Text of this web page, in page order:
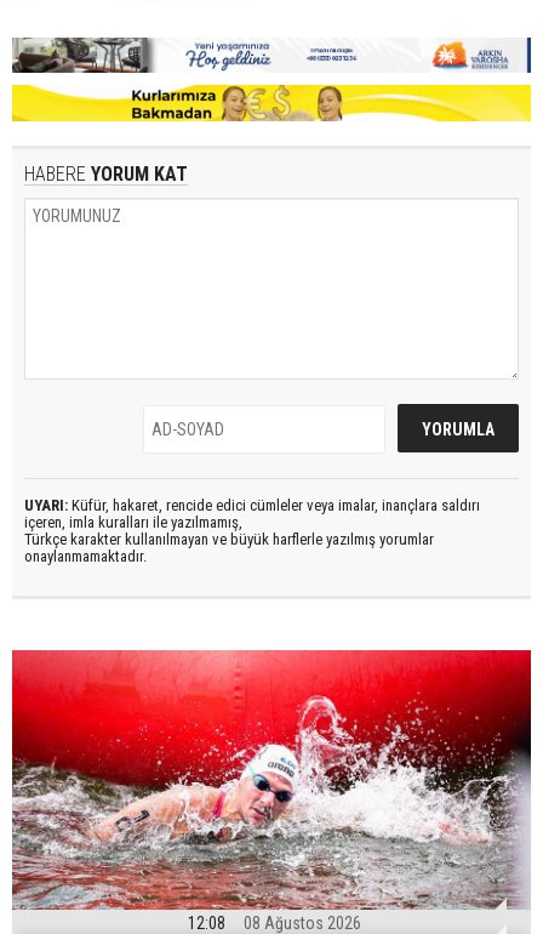
HABERE YORUM KAT
UYARI: Küfür, hakaret, rencide edici cümleler veya imalar, inançlara saldırı
içeren, imla kuralları ile yazılmamış,
Türkçe karakter kullanılmayan ve büyük harflerle yazılmış yorumlar
onaylanmamaktadır.
12:08 08 Ağustos 2026